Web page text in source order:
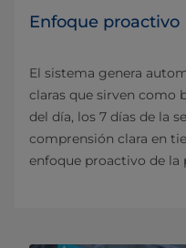
Enfoque proactivo
El sistema genera
claras que sirven como
del día, los 7 días de la
comprensión clara en
enfoque proactivo de la